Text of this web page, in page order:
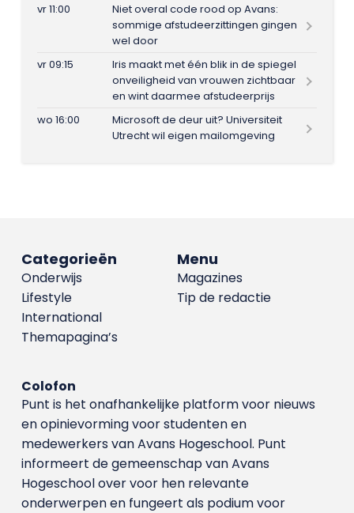
vr 11:00
Niet overal code rood op Avans:
sommige afstudeerzittingen gingen
wel door
vr 09:15
Iris maakt met één blik in de spiegel
onveiligheid van vrouwen zichtbaar
en wint daarmee afstudeerprijs
wo 16:00
Microsoft de deur uit? Universiteit
Utrecht wil eigen mailomgeving
Menu
Magazines
Tip de redactie
Categorieën
Onderwijs
Lifestyle
International
Themapagina’s
Colofon
Punt is het onafhankelijke platform voor nieuws
en opinievorming voor studenten en
medewerkers van Avans Hoge­school. Punt
informeert de gemeenschap van Avans
Hogeschool over voor hen relevante
onderwerpen en fungeert als podium voor